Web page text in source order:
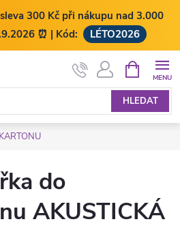
300 Kč při nákupu nad 3.000
⏰ | Kód:
LÉTO2026
HLEDAT
NÁKUPNÍ
KOŠÍK
do
AKUSTICKÁ